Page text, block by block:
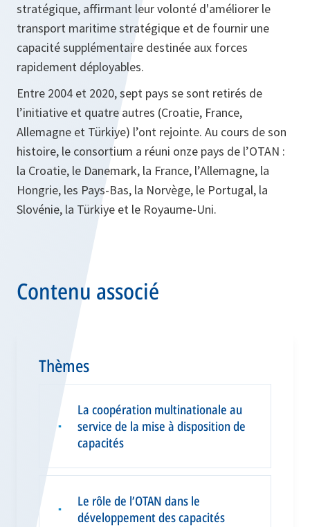
stratégique, affirmant leur volonté d'améliorer le
transport maritime stratégique et de fournir une
capacité supplémentaire destinée aux forces
rapidement déployables.
Entre 2004 et 2020, sept pays se sont retirés de
l’initiative et quatre autres (Croatie, France,
Allemagne et Türkiye) l’ont rejointe. Au cours de son
histoire, le consortium a réuni onze pays de l’OTAN :
la Croatie, le Danemark, la France, l’Allemagne, la
Hongrie, les Pays-Bas, la Norvège, le Portugal, la
Slovénie, la Türkiye et le Royaume-Uni.
Contenu associé
Thèmes
▪
La coopération multinationale au
service de la mise à disposition de
capacités
▪
Le rôle de l’OTAN dans le
développement des capacités